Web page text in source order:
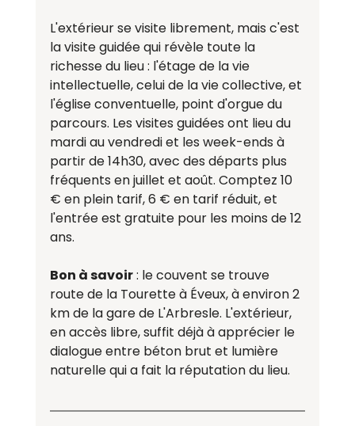
L'extérieur se visite librement, mais c'est
la visite guidée qui révèle toute la
richesse du lieu : l'étage de la vie
intellectuelle, celui de la vie collective, et
l'église conventuelle, point d'orgue du
parcours. Les visites guidées ont lieu du
mardi au vendredi et les week-ends à
partir de 14h30, avec des départs plus
fréquents en juillet et août. Comptez 10
€ en plein tarif, 6 € en tarif réduit, et
l'entrée est gratuite pour les moins de 12
ans.
Bon à savoir : le couvent se trouve
route de la Tourette à Éveux, à environ 2
km de la gare de L'Arbresle. L'extérieur,
en accès libre, suffit déjà à apprécier le
dialogue entre béton brut et lumière
naturelle qui a fait la réputation du lieu.